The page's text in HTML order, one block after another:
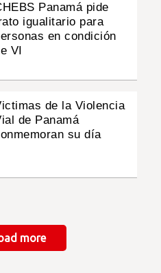
Panamá pide
igualitario para
en condición
VI
de la Violencia
de Panamá
su día
more